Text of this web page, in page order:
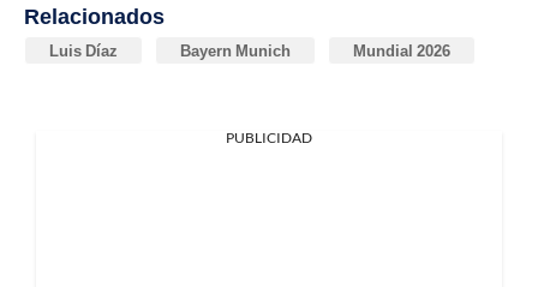
Relacionados
Luis Díaz Bayern Munich Mundial 2026
PUBLICIDAD